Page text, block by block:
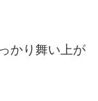
かり舞い上が